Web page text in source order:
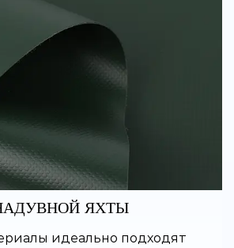
ЯХТЫ
идеально подходят